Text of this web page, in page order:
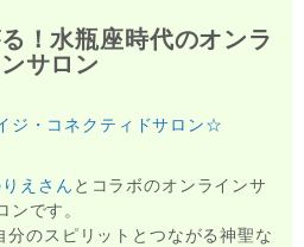
！水瓶座時代のオンラ
サロン
ジ・コネクティドサロン☆
えさん とコラボのオンラインサ
ンです。
のスピリットとつながる神聖な